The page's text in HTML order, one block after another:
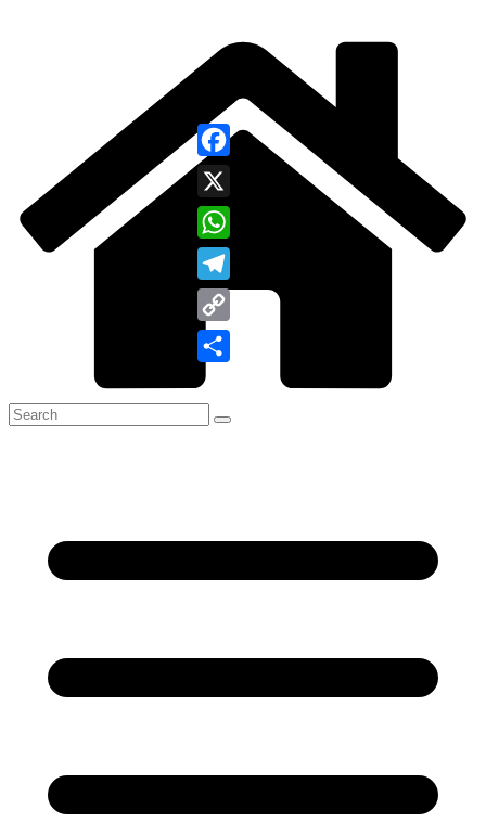
Facebook
X
WhatsApp
Telegram
Copy
Share